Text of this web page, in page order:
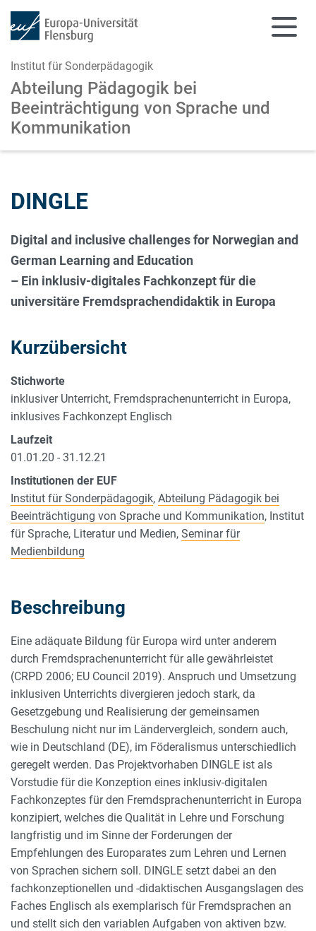
Institut für Sonderpädagogik
Abteilung Pädagogik bei
Beeinträchtigung von Sprache und
Kommunikation
DINGLE
Digital and inclusive challenges for Norwegian and
German Learning and Education
– Ein inklusiv-digitales Fachkonzept für die
universitäre Fremdsprachendidaktik in Europa
Kurzübersicht
Stichworte
inklusiver Unterricht, Fremdsprachenunterricht in Europa,
inklusives Fachkonzept Englisch
Laufzeit
01.01.20 - 31.12.21
Institutionen der EUF
Institut für Sonderpädagogik, Abteilung Pädagogik bei
Beeinträchtigung von Sprache und Kommunikation, Institut
für Sprache, Literatur und Medien, Seminar für
Medienbildung
Beschreibung
Eine adäquate Bildung für Europa wird unter anderem
durch Fremdsprachenunterricht für alle gewährleistet
(CRPD 2006; EU Council 2019). Anspruch und Umsetzung
inklusiven Unterrichts divergieren jedoch stark, da
Gesetzgebung und Realisierung der gemeinsamen
Beschulung nicht nur im Ländervergleich, sondern auch,
wie in Deutschland (DE), im Föderalismus unterschiedlich
geregelt werden. Das Projektvorhaben DINGLE ist als
Vorstudie für die Konzeption eines inklusiv-digitalen
Fachkonzeptes für den Fremdsprachenunterricht in Europa
konzipiert, welches die Qualität in Lehre und Forschung
langfristig und im Sinne der Forderungen der
Empfehlungen des Europarates zum Lehren und Lernen
von Sprachen sichern soll. DINGLE setzt dabei an den
fachkonzeptionellen und -didaktischen Ausgangslagen des
Faches Englisch als exemplarisch für Fremdsprachen an
und stellt sich den variablen Aufgaben von aktiven bzw.